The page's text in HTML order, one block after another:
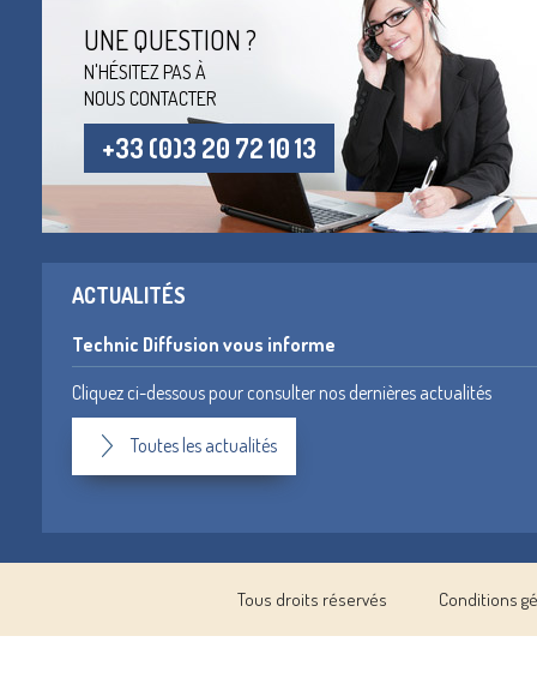
UNE QUESTION ?
N'HÉSITEZ PAS À
NOUS CONTACTER
+33 (0)3 20 72 10 13
ACTUALITÉS
Technic Diffusion vous informe
Cliquez ci-dessous pour consulter nos dernières actualités
Toutes les actualités
Tous droits réservés Conditions